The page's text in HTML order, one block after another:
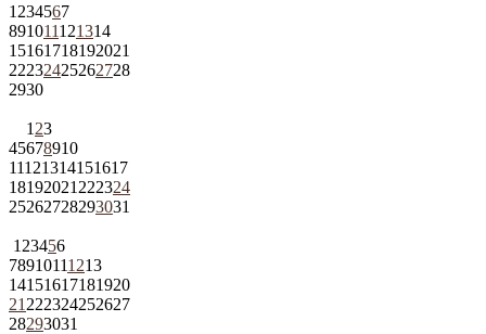
1 234567
891011121314
15161718192021
22232425262728
2930
1 23
45678910
11121314151617
18192021 222324
25262728293031
1 23456
78910111213
14151617181920
21 222324252627
28293031